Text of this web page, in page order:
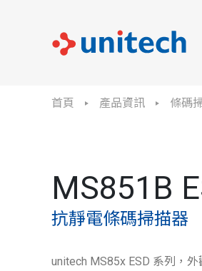
首頁 產品資訊 條碼
MS851B
抗靜電條碼掃描器
unitech MS85x ESD 系列，